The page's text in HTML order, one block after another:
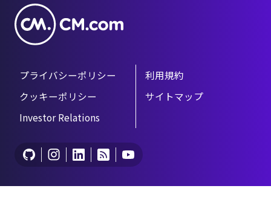
SMSを送信できるのでぜひお試しく
ださい。
プライバシーポリシー
利用規約
クッキーポリシー
サイトマップ
Investor Relations